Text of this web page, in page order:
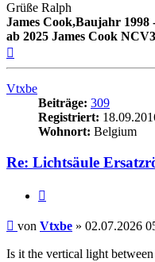
Grüße Ralph
James Cook,Baujahr 1998
ab 2025 James Cook
Vtxbe
Beiträge: 309
Registriert:
Wohnort: Belgium
Re: Lichtsäule
Beitrag
von Vtxbe » 02.07.2026
Is it the vertical light